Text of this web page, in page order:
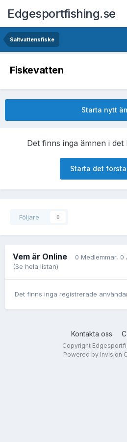
Edgesportfishing.se
Saltvattensfiske
Fiskevatten
Starta nytt
Det finns inga ämnen i
Starta det
Följare 0
Vem är Online 0 Medlemmar, 0
(Se hela listan)
Det finns inga registrerade
Kontakta oss
Copyright
Powered by Invision